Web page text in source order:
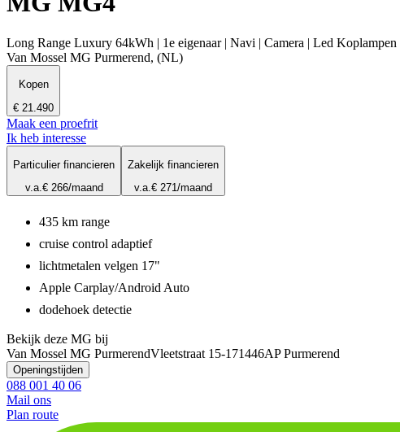
Long Range Luxury 64kWh | 1e eigenaar | Navi | Camera | Led
Van Mossel MG Purmerend, (NL)
Kopen
€ 21.490
Maak een proefrit
Ik heb interesse
Particulier financieren
v.a.€ 266/maand
Zakelijk financieren
v.a.€ 271/maand
435 km range
cruise control adaptief
lichtmetalen velgen 17"
Apple Carplay/Android Auto
dodehoek detectie
Bekijk deze MG bij
Van Mossel MG PurmerendVleetstraat 15-171446AP Purmerend
Openingstijden
088 001 40 06
Mail ons
Plan route